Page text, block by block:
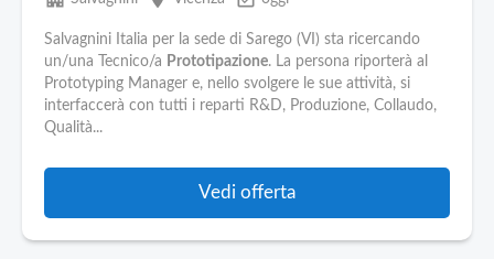
Pubblica
Offerte
Salvagnini Italia per la sede di Sarego (VI) sta ricercando
un/una Tecnico/a Prototipazione. La persona riporterà al
Prototyping Manager e, nello svolgere le sue attività, si
interfaccerà con tutti i reparti R&D, Produzione, Collaudo,
Qualità...
Vedi offerta